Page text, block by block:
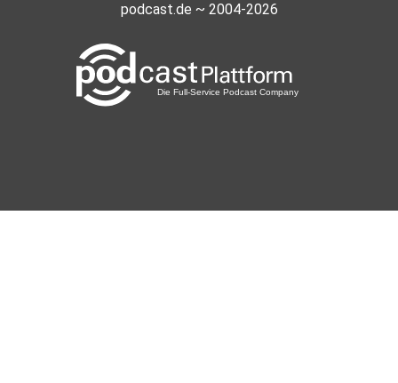
podcast.de ~ 2004-2026